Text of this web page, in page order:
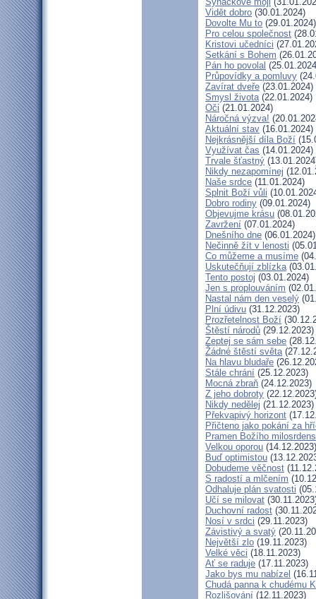
Vidět dobro (30.01.2024)
Dovolte Mu to (29.01.2024)
Pro celou společnost
Kristovi učedníci
Setkání s Bohem
Pán ho povolal
Průpovídky a pomluvy
Zavírat dveře (23.01.2024)
Smysl života(22.01.2024)
Oči (21.01.2024)
Náročná výzva!
Aktuální stav (16.01.2024)
Nejkrásnější díla Boží
Využívat čas (14.01.2024)
Trvale šťastný
Nikdy nezapomínej
Naše srdce (11.01.2024)
Splnit Boží vůli
Dobro rodiny (09.01.2024)
Objevujme krásu
Zavržení (07.01.2024)
Dnešního dne (06.01.2024)
Nečinně žít v lenosti
Co můžeme a musíme
Uskutečňují zblízka
Tento postoj (03.01.2024)
Jen s proplouváním
Nastal nám den veselý
Plní údivu (31.12.2023)
Prozřetelnost Boží
Štěstí národů (29.12.2023)
Zeptej se sám sebe
Žádné štěstí světa
Na hlavu bludaře
Stále chrání (25.12.2023)
Mocná zbraň (24.12.2023)
Z jeho dobroty
Nikdy nedělej (21.12.2023)
Překvapivý horizont
Přičteno jako pokání za
Pramen Božího
Velkou oporou (14.12.2023)
Buď optimistou
Dobudeme věčnost
S radostí a mlčením
Odhaluje plán svatosti
Učí se milovat
Duchovní radost
Nosí v srdci (29.11.2023)
Závistivý a svatý
Největší zlo (19.11.2023)
Velké věci (18.11.2023)
Ať se raduje (17.11.2023)
Jako bys mu nabízel
Chudá panna k chudému
Rozlišování (12.11.2023)